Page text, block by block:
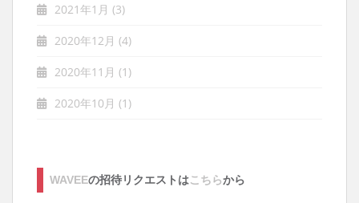
2021年1月 (3)
2020年12月 (4)
2020年11月 (1)
2020年10月 (1)
WAVEEの招待リクエストはこちらから